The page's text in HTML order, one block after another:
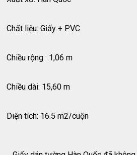
Chất liệu: Giấy + PVC
Chiều rộng : 1,06 m
Chiều dài: 15,60 m
Diện tích: 16.5 m2/cuộn